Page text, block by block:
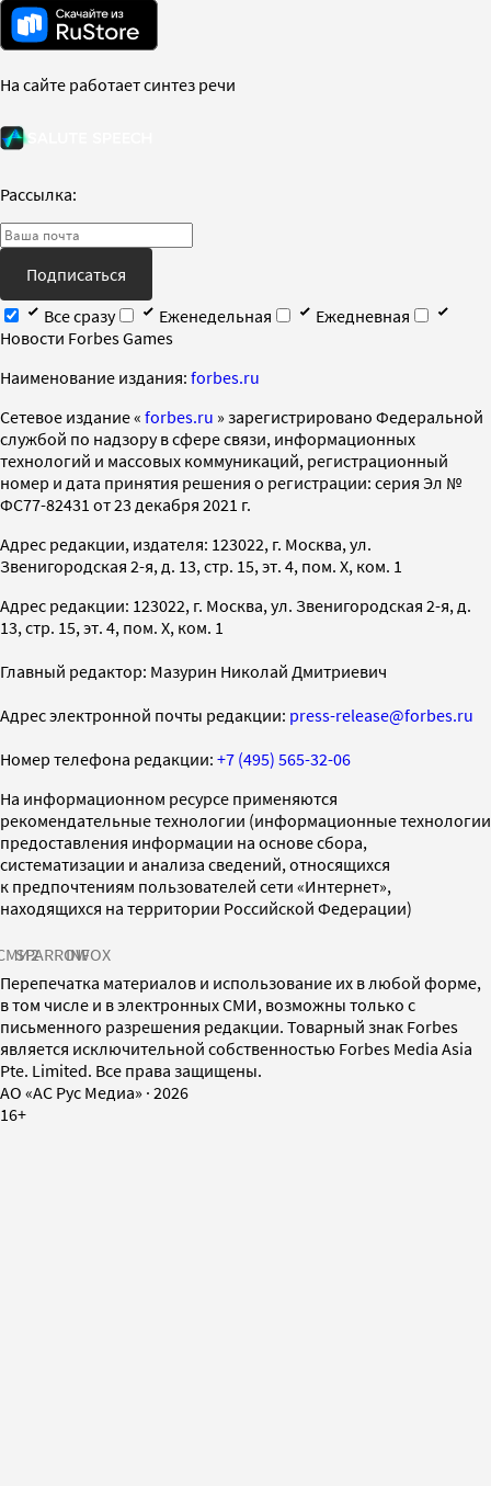
На сайте работает синтез речи
Рассылка:
Подписаться
Все сразу
Еженедельная
Ежедневная
Новости Forbes Games
Наименование издания: forbes.ru
Cетевое издание « forbes.ru » зарегистрировано Федеральной
службой по надзору в сфере связи, информационных
технологий и массовых коммуникаций, регистрационный
номер и дата принятия решения о регистрации: серия Эл №
ФС77-82431 от 23 декабря 2021 г.
Адрес редакции, издателя: 123022, г. Москва, ул.
Звенигородская 2-я, д. 13, стр. 15, эт. 4, пом. X, ком. 1
Адрес редакции: 123022, г. Москва, ул. Звенигородская 2-я, д.
13, стр. 15, эт. 4, пом. X, ком. 1
Главный редактор: Мазурин Николай Дмитриевич
Адрес электронной почты редакции: press-release@forbes.ru
Номер телефона редакции: +7 (495) 565-32-06
На информационном ресурсе применяются
рекомендательные технологии (информационные технологии
предоставления информации на основе сбора,
систематизации и анализа сведений, относящихся
к предпочтениям пользователей сети «Интернет»,
находящихся на территории Российской Федерации)
SPARROWINFOX
Перепечатка материалов и использование их в любой форме,
в том числе и в электронных СМИ, возможны только с
письменного разрешения редакции. Товарный знак Forbes
является исключительной собственностью Forbes Media Asia
Pte. Limited. Все права защищены.
AO «АС Рус Медиа» · 2026
16+